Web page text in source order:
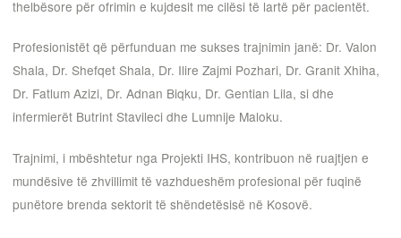
thelbësore për ofrimin e kujdesit me cilësi të lartë për pacientët.
Profesionistët që përfunduan me sukses trajnimin janë: Dr. Valon
Shala, Dr. Shefqet Shala, Dr. Ilire Zajmi Pozhari, Dr. Granit Xhiha,
Dr. Fatlum Azizi, Dr. Adnan Biqku, Dr. Gentian Lila, si dhe
infermierët Butrint Stavileci dhe Lumnije Maloku.
Trajnimi, i mbështetur nga Projekti IHS, kontribuon në ruajtjen e
mundësive të zhvillimit të vazhdueshëm profesional për fuqinë
punëtore brenda sektorit të shëndetësisë në Kosovë.